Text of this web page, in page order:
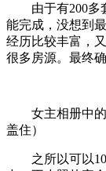
由于有200多套
能完成，没想到
经历比较丰富，
很多房源。最终
女主相册中的
盖住）
之所以可以